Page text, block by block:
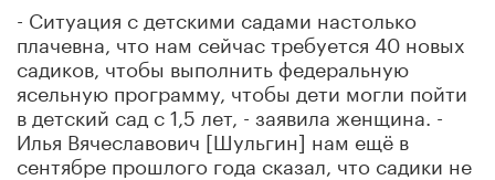
- Ситуация с детскими садами настолько
плачевна, что нам сейчас требуется 40 новых
садиков, чтобы выполнить федеральную
ясельную программу, чтобы дети могли пойти
в детский сад с 1,5 лет, - заявила женщина. -
Илья Вячеславович [Шульгин] нам ещё в
сентябре прошлого года сказал, что садики не